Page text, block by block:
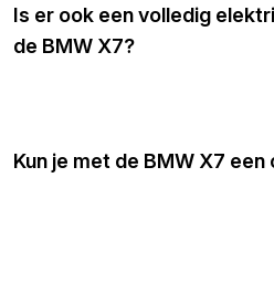
Is er ook een volledig
de BMW X7?
Kun je met de BMW X7